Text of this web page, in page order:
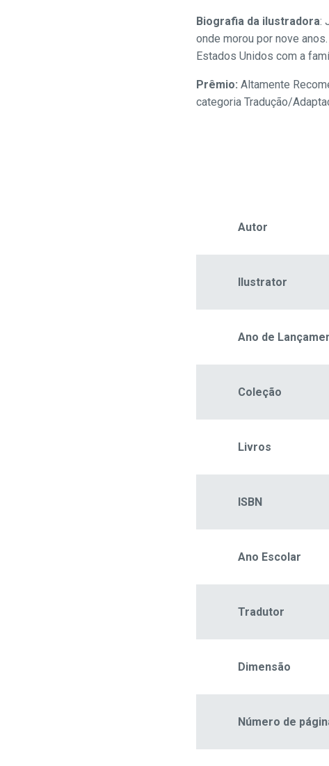
Biografia da ilustradora:
onde morou por nove
Estados Unidos com a
Prêmio: Altamente
categoria Tradução/
Autor
Ilustrator
Ano de
Coleção
Livros
ISBN
Ano Escolar
Tradutor
Dimensão
Número de